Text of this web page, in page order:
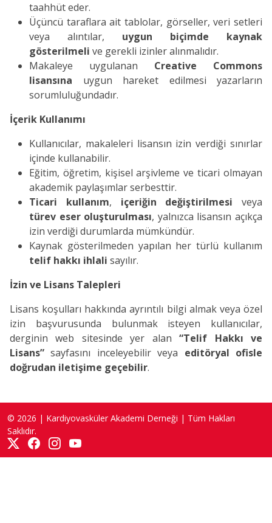
taahhüt eder.
Üçüncü taraflara ait tablolar, görseller, veri setleri
veya alıntılar, uygun biçimde kaynak
gösterilmeli ve gerekli izinler alınmalıdır.
Makaleye uygulanan Creative Commons
lisansına uygun hareket edilmesi yazarların
sorumluluğundadır.
İçerik Kullanımı
Kullanıcılar, makaleleri lisansın izin verdiği sınırlar
içinde kullanabilir.
Eğitim, öğretim, kişisel arşivleme ve ticari olmayan
akademik paylaşımlar serbesttir.
Ticari kullanım, içeriğin değiştirilmesi veya
türev eser oluşturulması, yalnızca lisansın açıkça
izin verdiği durumlarda mümkündür.
Kaynak gösterilmeden yapılan her türlü kullanım
telif hakkı ihlali sayılır.
İzin ve Lisans Talepleri
Lisans koşulları hakkında ayrıntılı bilgi almak veya özel
izin başvurusunda bulunmak isteyen kullanıcılar,
derginin web sitesinde yer alan“Telif Hakkı ve
Lisans” sayfasını inceleyebilir veya editöryal ofisle
doğrudan iletişime geçebilir.
© 2026 | Kardiyovasküler Akademi Derneği | Tüm Hakları
Saklıdır.